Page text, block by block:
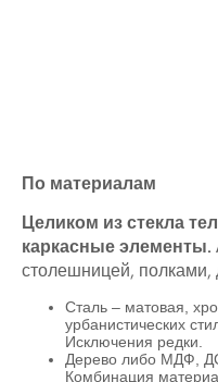
По материалам
Целиком из стекла
каркасные элементы.
столешницей, полками,
Сталь – матовая,
урбанистических
Исключения редки.
Дерево либо МДФ,
Комбинация